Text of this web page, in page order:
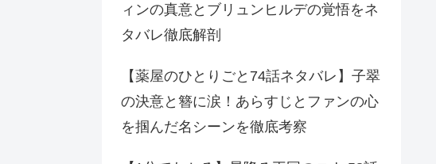
ィンの真意とブリュンヒルデの覚悟をネ
タバレ徹底解剖
【薬屋のひとりごと74話ネタバレ】子翠
の決意と簪に涙！あらすじとファンの心
を掴んだ名シーンを徹底考察